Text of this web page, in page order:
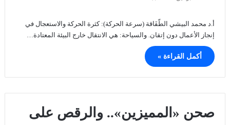
أ.د محمد البيشي الطّفَاقة (سرعة الحركة): كثرة الحركة والاستعجال في
إنجاز الأعمال دون إتقان. والسياحة: هي الانتقال خارج البيئة المعتادة…
أكمل القراءة »
صحن «المميزين».. والرقص على